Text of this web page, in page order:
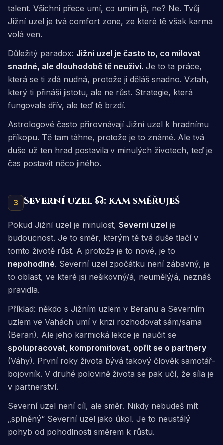
talent. Všichni přece umí, co umím já, ne? Ne. Tvůj
Jižní uzel je tvá comfort zone, ze které tě však karma
volá ven.
Důležitý paradox: Jižní uzel je často to, co milovat
snadné, ale dlouhodobě tě neuživí. Je to ta práce,
která se ti zdá nudná, protože ji děláš snadno. Vztah,
který ti přináší jistotu, ale ne růst. Strategie, která
fungovala dřív, ale teď tě brzdí.
Astrologové často přirovnávají Jižní uzel k hradnímu
příkopu. Tě tam táhne, protože je to známé. Ale tvá
duše už ten hrad postavila v minulých životech, teď je
čas postavit něco jiného.
3 Severní uzel ☊: kam směřuješ
Pokud Jižní uzel je minulost, Severní uzel je
budoucnost. Je to směr, kterým tě tvá duše tlačí v
tomto životě růst. A protože je to nové, je to
nepohodlné. Severní uzel zpočátku není zábavný, je
to oblast, ve které jsi nešikovný/á, neumělý/á, neznáš
pravidla.
Příklad: někdo s Jižním uzlem v Beranu a Severním
uzlem ve Vahách umí v krizi rozhodovat sám/sama
(Beran). Ale jeho karmická lekce je naučit se
spolupracovat, kompromitovat, opřít se o partnery
(Váhy). První roky života bývá takový člověk samotář-
bojovník. V druhé polovině života se pak učí, že síla je
v partnerství.
Severní uzel není cíl, ale směr. Nikdy nebudeš mít
„splněný“ Severní uzel jako úkol. Je to neustálý
pohyb od pohodlnosti směrem k růstu.